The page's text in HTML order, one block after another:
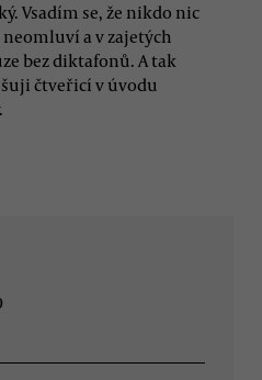
Vsadím se, že nikdo nic
a v zajetých
bez diktafonů. A tak
čtveřicí v úvodu